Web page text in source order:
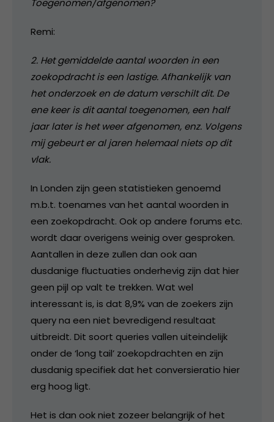
Remi:
2. Het gemiddelde aantal woorden in een
zoekopdracht is een lastige. Afhankelijk van
het onderzoek en de datum verschilt dit. De
ene keer is dit aantal toegenomen, een half
jaar later is het weer afgenomen, enz. Volgens
mij gebeurt er al jaren helemaal niets op dit
vlak.
In Londen zijn geen statistieken genoemd
m.b.t. toenames van het aantal woorden in
een zoekopdracht. Ook op andere forums etc.
wordt daar overigens weinig over gesproken.
Aantallen in deze zullen dan ook aan
dusdanige fluctuaties onderhevig zijn dat hier
geen pijl op valt te trekken. Wat wel
interessant is, is dat 8,9% van de zoekers zijn
query na een niet bevredigend resultaat
uitbreidt. Dit soort queries vallen uiteindelijk
onder de ‘long tail’ zoekopdrachten en zijn
dusdanig specifiek dat het conversieratio hier
erg hoog ligt.
Het is dan ook niet zozeer belangrijk of het